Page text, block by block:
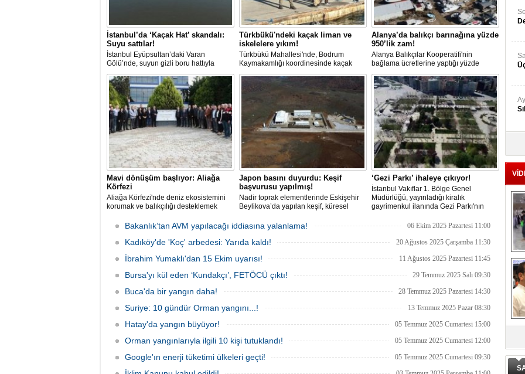
İstanbul’da ‘Kaçak Hat’ skandalı:
Suyu sattılar!
İstanbul Eyüpsultan’daki Varan
Gölü’nde, suyun gizli boru hattıyla
çekilip tankerlere aktarıldığı öne
sürüldü. Hattın izini süren vatandaşlar,
yaklaşık 3 kilometrelik kaçak düzenek
kurulduğunu iddia etti.
Türkbükü'ndeki kaçak liman ve
iskelelere yıkım!
Türkbükü Mahallesi'nde, Bodrum
Kaymakamlığı koordinesinde kaçak
liman ve iskelelere yönelik yıkım
çalışması başlatıldı.
Alanya’da balıkçı barınağına yüzde
950’lik zam!
Alanya Balıkçılar Kooperatifi'nin
bağlama ücretlerine yaptığı yüzde
950'lik fahiş zam ve KDV uygulaması,
bölgedeki tekne sahiplerini isyan ettirdi.
Mavi dönüşüm başlıyor: Aliağa
Körfezi
Aliağa Körfezi'nde deniz ekosistemini
korumak ve balıkçılığı desteklemek
Japon basını duyurdu: Keşif
başvurusu yapılmış!
Nadir toprak elementlerinde Eskişehir
Beylikova’da yapılan keşif, küresel
yeni bir hamle geldi.
‘Gezi Parkı’ ihaleye çıkıyor!
İstanbul Vakıflar 1. Bölge Genel
Müdürlüğü, yayınladığı kiralık
gayrimenkul ilanında Gezi Parkı'nın
çıkılacağını belirtti. Aylık muhammen
kazanan firma, 30 bin metrekarelik
edecek.
Bakanlık’tan AVM yapılacağı iddiasına yalanlama! 06 Ekim 2025 Pazartesi 11:00
Kadıköy'de 'Koç' arbedesi: Yarıda kaldı! 20 Ağustos 2025 Çarşamba 11:30
İbrahim Yumaklı'dan 15 Ekim uyarısı! 11 Ağustos 2025 Pazartesi 11:45
Bursa'yı kül eden ‘Kundakçı’, FETÖCÜ çıktı! 29 Temmuz 2025 Salı 09:30
Buca'da bir yangın daha! 28 Temmuz 2025 Pazartesi 14:30
Suriye: 10 gündür Orman yangını...! 13 Temmuz 2025 Pazar 08:30
Hatay'da yangın büyüyor! 05 Temmuz 2025 Cumartesi 15:00
Orman yangınlarıyla ilgili 10 kişi tutuklandı! 05 Temmuz 2025 Cumartesi 12:00
Google'ın enerji tüketimi ülkeleri geçti! 05 Temmuz 2025 Cumartesi 09:30